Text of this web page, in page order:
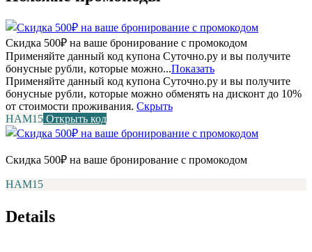
Скидка 500₽ на ваше бронирование с промокодом
Применяйте данный код купона Суточно.ру и вы получите
бонусные рубли, которые можно...Показать
Применяйте данный код купона Суточно.ру и вы получите
бонусные рубли, которые можно обменять на дисконт до 10%
от стоимости проживания. Скрыть
НАМ15 Открыть код
Скидка 500₽ на ваше бронирование с промокодом
НАМ15
Details